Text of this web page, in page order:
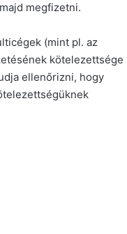
megfizetni.
(mint pl. az
kötelezettsége
ellenőrizni, hogy